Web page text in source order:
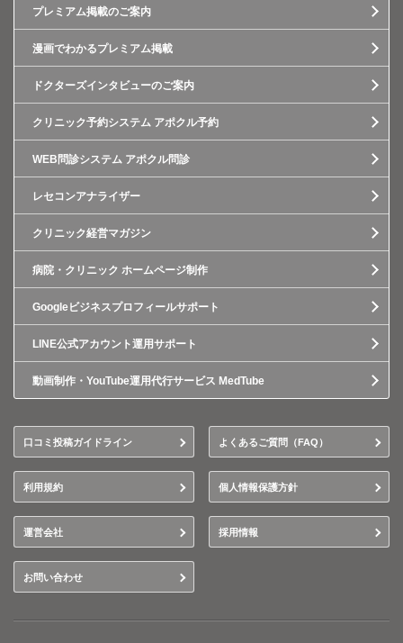
プレミアム掲載のご案内
漫画でわかるプレミアム掲載
ドクターズインタビューのご案内
クリニック予約システム アポクル予約
WEB問診システム アポクル問診
レセコンアナライザー
クリニック経営マガジン
病院・クリニック ホームページ制作
Googleビジネスプロフィールサポート
LINE公式アカウント運用サポート
動画制作・YouTube運用代行サービス MedTube
口コミ投稿ガイドライン よくあるご質問（FAQ）
利用規約 個人情報保護方針
運営会社 採用情報
お問い合わせ